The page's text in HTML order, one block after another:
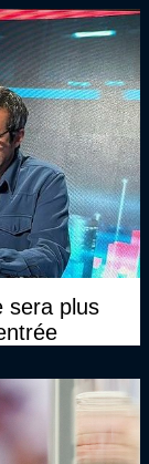
sera plus